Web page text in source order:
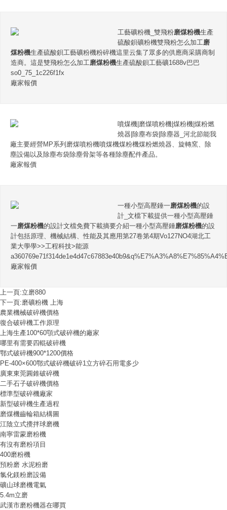
工藝礦粉機_雙飛粉磨煤粉機生產
硫酸鋇礦粉機雙飛粉怎么加工磨
煤粉機生產硫酸鋇工藝礦粉機粉碎機這里云集了眾多的供應商采購商制
造商。這是雙飛粉怎么加工磨煤粉機生產硫酸鋇工藝礦1688v巴巴
so0_75_1c226f1fx
廠家報價
噴煤機|磨煤噴粉機|煤粉機|煤粉燃
燒器|除塵布袋|除塵器_河北節能我
廠主要經營MP系列磨煤噴粉機噴煤機煤粉機煤粉燃燒器、旋轉窯、除
塵設備以及除塵布袋除塵骨架等各種除塵配件產品。
廠家報價
一種小型高壓錘一磨煤粉機的設
計_文檔下載提供一種小型高壓錘
一磨煤粉機的設計文檔免費下載摘要介紹一種小型高壓錘磨煤粉機的設
計包括原理、機械結構、性能及其應用第27卷第4期Vo127NO4湖北工
業大學學>>工程科技>能源
廠家報價
上一頁:立磨880
下一頁:磨礦粉機 上海
農業機械破碎機價格
復合破碎機工作原理
上海生產100*60顎式破碎機的廠家
哪里有需要四輥破碎機
鄂式破碎機900*1200價格
PE-400×600鄂式破碎機破碎1立方碎石用電多少
廣東東莞圓錐破碎機
二手石子破碎機價格
標準型破碎機廠家
新型破碎機生產過程
磨煤機齒輪箱結構圖
江陰立式攪拌球磨機
南寧雷蒙磨粉機
有沒有磨粉項目
400磨粉機
預粉磨 水泥粉磨
氯化鎂粉磨設備
礦山球磨機電氣
5.4m立磨
武漢市磨粉機器在哪買